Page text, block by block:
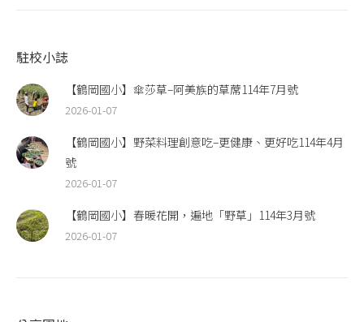
駐校小誌
【鶴岡國小】傘莎草–阿美族的草蓆114年7月號
2026-01-07
【鶴岡國小】野菜料理創意吃–更健康、更好吃114年4月
號
2026-01-07
【鶴岡國小】春暖花開，遍地「野草」114年3月號
2026-01-07